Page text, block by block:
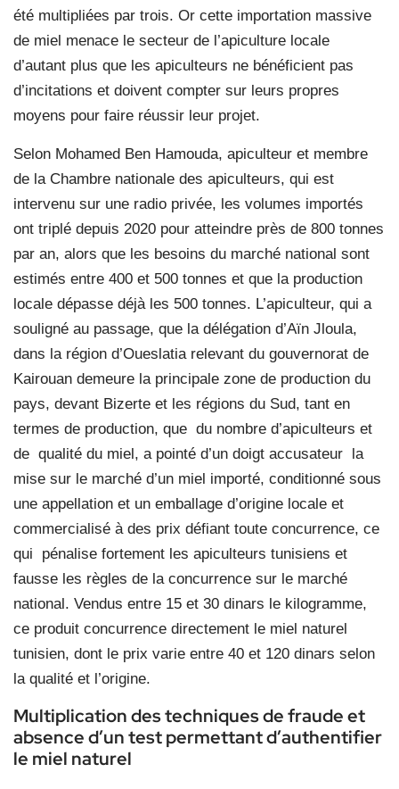
été multipliées par trois. Or cette importation massive
de miel menace le secteur de l’apiculture locale
d’autant plus que les apiculteurs ne bénéficient pas
d’incitations et doivent compter sur leurs propres
moyens pour faire réussir leur projet.
Selon Mohamed Ben Hamouda, apiculteur et membre
de la Chambre nationale des apiculteurs, qui est
intervenu sur une radio privée, les volumes importés
ont triplé depuis 2020 pour atteindre près de 800 tonnes
par an, alors que les besoins du marché national sont
estimés entre 400 et 500 tonnes et que la production
locale dépasse déjà les 500 tonnes. L’apiculteur, qui a
souligné au passage, que la délégation d’Aïn Jloula,
dans la région d’Oueslatia relevant du gouvernorat de
Kairouan demeure la principale zone de production du
pays, devant Bizerte et les régions du Sud, tant en
termes de production, que du nombre d’apiculteurs et
de qualité du miel, a pointé d’un doigt accusateur la
mise sur le marché d’un miel importé, conditionné sous
une appellation et un emballage d’origine locale et
commercialisé à des prix défiant toute concurrence, ce
qui
pénalise fortement les apiculteurs tunisiens et
fausse les règles de la concurrence sur le marché
national. Vendus entre 15 et 30 dinars le kilogramme,
ce produit concurrence directement le miel naturel
tunisien, dont le prix varie entre 40 et 120 dinars selon
la qualité et l’origine.
Multiplication des techniques de fraude et
absence d’un test permettant d’authentifier
le miel naturel